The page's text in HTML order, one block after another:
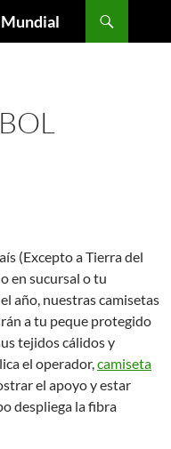
(Excepto a Tierra del
en sucursal o tu
año, nuestras camisetas
a tu peque protegido
tejidos cálidos y
el operador,camiseta
el apoyo y estar
despliega la fibra